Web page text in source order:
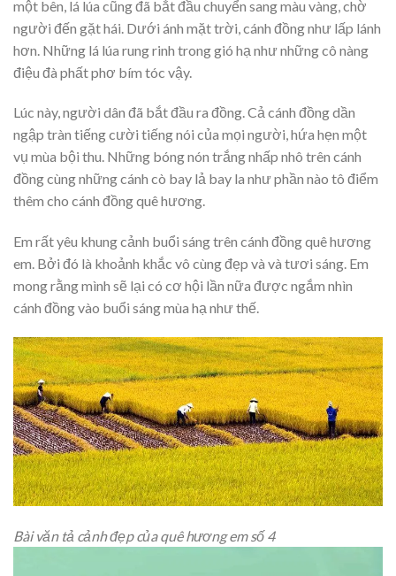
một bên, lá lúa cũng đã bắt đầu chuyển sang màu vàng, chờ
người đến gặt hái. Dưới ánh mặt trời, cánh đồng như lấp lánh
hơn. Những lá lúa rung rinh trong gió hạ như những cô nàng
điệu đà phất phơ bím tóc vậy.
Lúc này, người dân đã bắt đầu ra đồng. Cả cánh đồng dần
ngập tràn tiếng cười tiếng nói của mọi người, hứa hẹn một
vụ mùa bội thu. Những bóng nón trắng nhấp nhô trên cánh
đồng cùng những cánh cò bay lả bay la như phần nào tô điểm
thêm cho cánh đồng quê hương.
Em rất yêu khung cảnh buổi sáng trên cánh đồng quê hương
em. Bởi đó là khoảnh khắc vô cùng đẹp và và tươi sáng. Em
mong rằng mình sẽ lại có cơ hội lần nữa được ngắm nhìn
cánh đồng vào buổi sáng mùa hạ như thế.
Bài văn tả cảnh đẹp của quê hương em số 4